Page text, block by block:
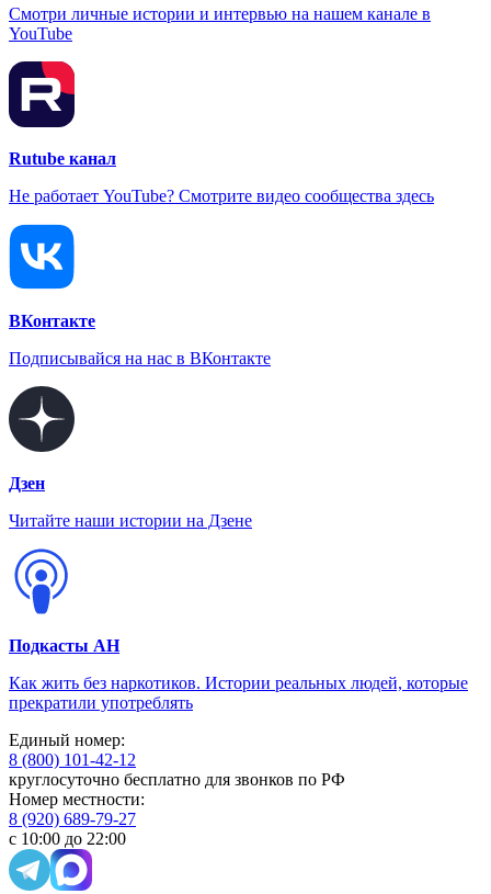
Смотри личные истории и интервью на нашем канале в
YouTube
Rutube канал
Не работает YouTube? Смотрите видео сообщества здесь
ВКонтакте
Подписывайся на нас в ВКонтакте
Дзен
Читайте наши истории на Дзене
Подкасты АН
Как жить без наркотиков. Истории реальных людей, которые
прекратили употреблять
Единый номер:
8 (800) 101-42-12
круглосуточно бесплатно для звонков по РФ
Номер местности:
8 (920) 689-79-27
с 10:00 до 22:00